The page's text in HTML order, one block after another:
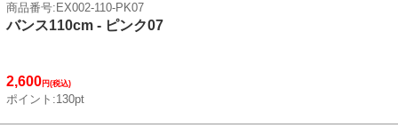
商品番号:EX002-110-PK07
バンス110cm - ピンク07
2,600円(税込)
ポイント:130pt